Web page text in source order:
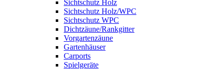
Sichtschutz Holz
Sichtschutz Holz/WPC
Sichtschutz WPC
Dichtzäune/Rankgitter
Vorgartenzäune
Gartenhäuser
Carports
Spielgeräte